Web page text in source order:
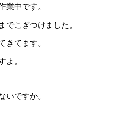
業中です。
でこぎつけました。
きてます。
よ。
いですか。